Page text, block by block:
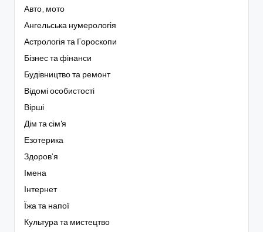
Авто, мото
Ангельська нумерологія
Астрологія та Гороскопи
Бізнес та фінанси
Будівництво та ремонт
Відомі особистості
Вірші
Дім та сім'я
Езотерика
Здоров’я
Імена
Інтернет
Їжа та напої
Культура та мистецтво